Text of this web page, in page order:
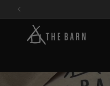
zum
Inhalt